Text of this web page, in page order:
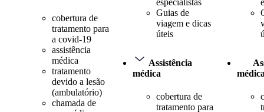
cobertura de
tratamento para
a covid-19
assistência
médica
tratamento
devido a lesão
(ambulatório)
chamada de
Guias de
viagem e dicas
úteis
Assistência
médica
cobertura de
tratamento para